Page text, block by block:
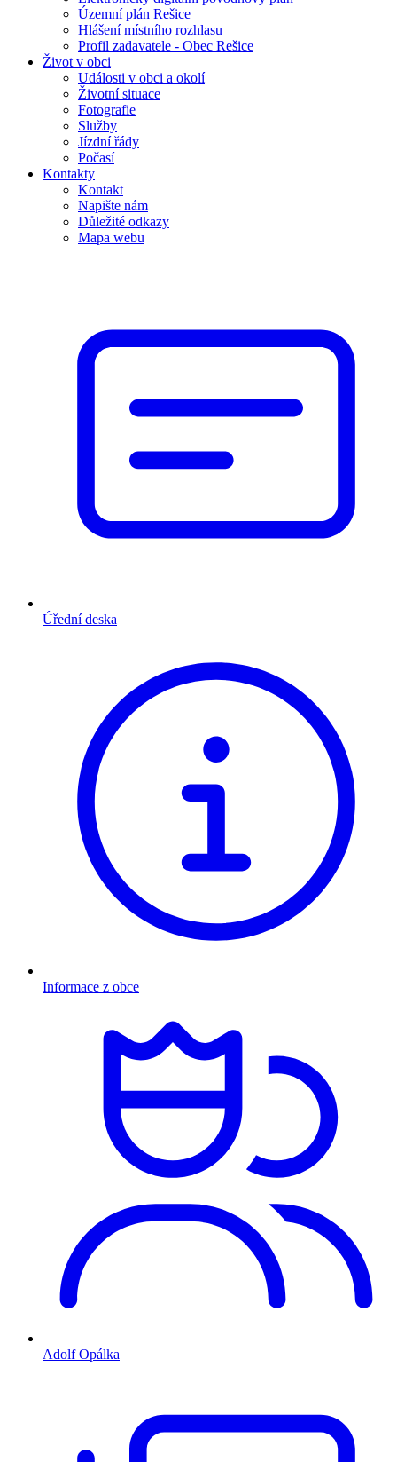
Územní plán Rešice
Hlášení místního rozhlasu
Profil zadavatele - Obec Rešice
Život v obci
Události v obci a okolí
Životní situace
Fotografie
Služby
Jízdní řády
Počasí
Kontakty
Kontakt
Napište nám
Důležité odkazy
Mapa webu
Úřední deska
Informace z obce
Adolf Opálka